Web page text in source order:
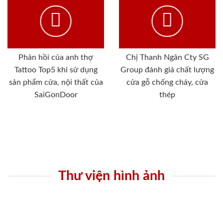
Phản hồi của anh thợ
Tattoo Top5 khi sử dụng
sản phẩm cửa, nội thất của
SaiGonDoor
Chị Thanh Ngân Cty SG
Group đánh giá chất lượng
cửa gỗ chống cháy, cửa
thép
Thư viện hình ảnh